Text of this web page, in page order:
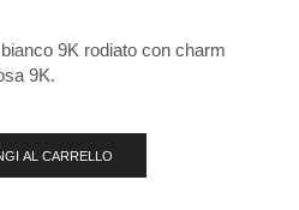
9K rodiato con charm
9K.
AL CARRELLO